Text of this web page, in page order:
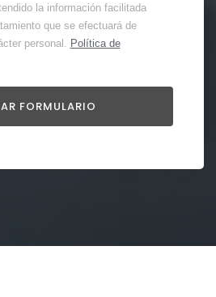
la información facilitada
que se efectuará de
personal. Política de